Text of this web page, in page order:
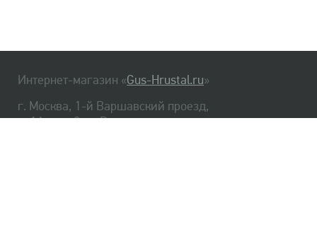
Интернет-магазин «Gus-Hrustal.ru»
г. Москва, 1-й Варшавский проезд,
д. 1А, стр. 3, м. Варшавская